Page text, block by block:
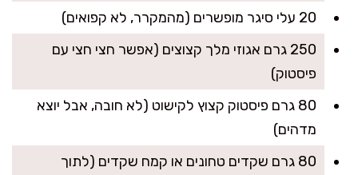
20 עלי סיגר מופשרים (מהמקרר, לא קפואים)
250 גרם אגוזי מלך קצוצים (אפשר חצי חצי עם
פיסטוק)
80 גרם פיסטוק קצוץ לקישוט (לא חובה, אבל יוצא
מדהים)
80 גרם שקדים טחונים או קמח שקדים (לתוך